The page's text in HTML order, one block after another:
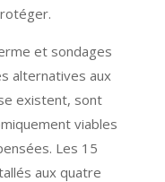
rotéger.
et sondages
alternatives aux
existent, sont
viables
Les 15
aux quatre